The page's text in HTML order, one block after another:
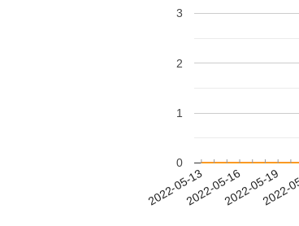
2022-05-132022-05-162022-05-19
2022-
0
1
2
3